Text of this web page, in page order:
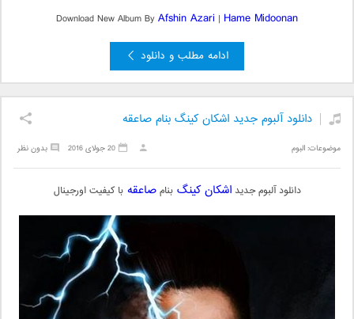
Download New Album ByAfshin Azari | Hame Midoonan
ادامه مطلب و دانلود
دانلود آلبوم جدید اشکان کینگ بنام صاعقه
موضوعات:البوم بدون نظر 20 جولای 2016
دانلود آلبوم جدیداشکان کینگبنامصاعقهبا کیفیت اورجینال